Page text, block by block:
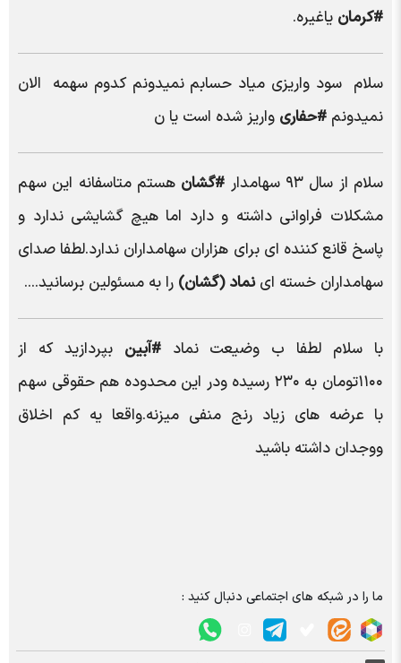
#کرمان یاغیره.
سلام سود واریزی میاد حسابم نمیدونم کدوم سهمه الان
نمیدونم #حفاری واریز شده است یا ن
سلام از سال ۹۳ سهامدار #گشان هستم متاسفانه این سهم
مشکلات فراوانی داشته و دارد اما هیچ گشایشی ندارد و
پاسخ قانع کننده ای برای هزاران سهامداران ندارد.لطفا صدای
سهامداران خسته اینماد (گشان) را به مسئولین برسانید....
با سلام لطفا ب وضیعت نماد#آبین بپردازید که از
۱۱۰۰تومان به ۲۳۰ رسیده ودر این محدوده هم حقوقی سهم
با عرضه های زیاد رنج منفی میزنه.واقعا یه کم اخلاق
ووجدان داشته باشید
ما را در شبکه های اجتماعی دنبال کنید :